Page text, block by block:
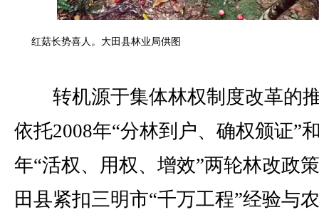
红菇长势喜人。大田县林业局供图
转机源于集体林权制度改革的
依托2008年“分林到户、确权颁证”
年“活权、用权、增效”两轮林改政
田县紧扣三明市“千万工程”经验与